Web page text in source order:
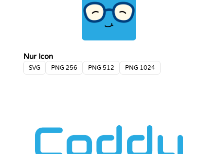
Nur Icon
SVG PNG 256 PNG 512 PNG 1024